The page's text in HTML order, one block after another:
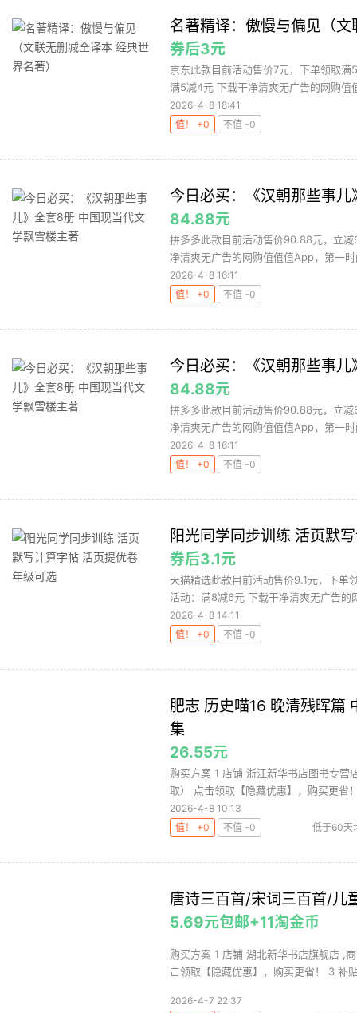
名著精译：傲慢与偏见（
券后3元
京东此款目前活动售价7元，下单领取
满5减4元 下载干净清爽无广告的网购值
2026-4-8 18:41
值！ +0
不值 -0
今日必买：《汉朝那些事
84.88元
拼多多此款目前活动售价90.88元，立
净清爽无广告的网购值值值App，第一
2026-4-8 16:11
值！ +0
不值 -0
今日必买：《汉朝那些事
84.88元
拼多多此款目前活动售价90.88元，立
净清爽无广告的网购值值值App，第一
2026-4-8 16:11
值！ +0
不值 -0
阳光同学同步训练 活页默
券后3.1元
天猫精选此款目前活动售价9.1元，下单
活动：满8减6元 下载干净清爽无广告的
2026-4-8 14:11
值！ +0
不值 -0
肥志 历史喵16 晚清残晖篇
集
26.55元
购买方案 1 店铺 浙江新华书店图书专
取） 点击领取【隐藏优惠】，购买更省
2026-4-8 10:13
值！ +0
不值 -0 低于60天
唐诗三百首/宋词三百首/儿
5.69元包邮+11淘金币
购买方案 1 店铺 湖北新华书店旗舰店 ,
击领取【隐藏优惠】，购买更省！ 3 补
2026-4-7 22:37